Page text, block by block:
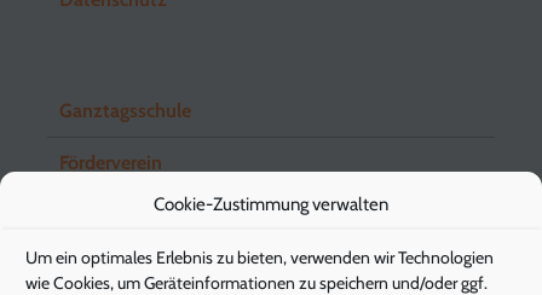
Cookie-Zustimmung verwalten
Um ein optimales Erlebnis zu bieten, verwenden wir Technologien
wie Cookies, um Geräteinformationen zu speichern und/oder ggf.
Ganztagsschule
Förderverein
Schuleingangsstufe
Elternbriefe